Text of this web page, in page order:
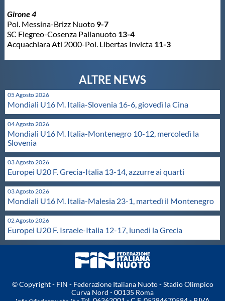
Centri Federali
Qualità
Sostenibilità
Privacy
Cookie Policy
Archivio News
Girone 4
Pol. Messina-Brizz Nuoto 9-7
SC Flegreo-Cosenza Pallanuoto 13-4
Acquachiara Ati 2000-Pol. Libertas Invicta 11-3
05 Agosto 2026
Mondiali U16 M. Italia-Slovenia 16-6, giovedì la Cina
04 Agosto 2026
Mondiali U16 M. Italia-Montenegro 10-12, mercoledì la
Slovenia
03 Agosto 2026
Europei U20 F. Grecia-Italia 13-14, azzurre ai quarti
03 Agosto 2026
Mondiali U16 M. Italia-Malesia 23-1, martedì il Montenegro
02 Agosto 2026
Europei U20 F. Israele-Italia 12-17, lunedì la Grecia
© Copyright - FIN - Federazione Italiana Nuoto - Stadio Olimpico
Curva Nord - 00135 Roma